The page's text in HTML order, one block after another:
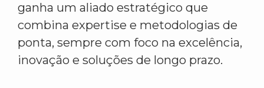
ganha um aliado estratégico que
combina expertise e metodologias de
ponta, sempre com foco na excelência,
inovação e soluções de longo prazo.